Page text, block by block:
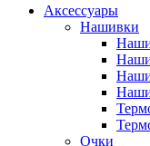
Аксессуары
Нашивки
Очки